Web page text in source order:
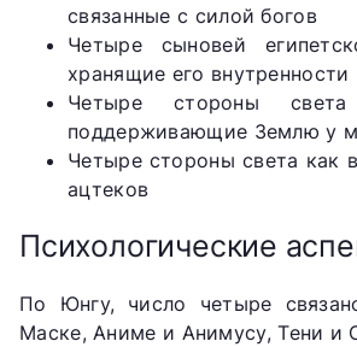
связанные с силой богов
Четыре сыновей
хранящие его внутренности
Четыре стороны
поддерживающие Землю у
Четыре стороны света как
ацтеков
Психологические
По Юнгу, число четыре
Маске, Аниме и Анимусу, Тени и